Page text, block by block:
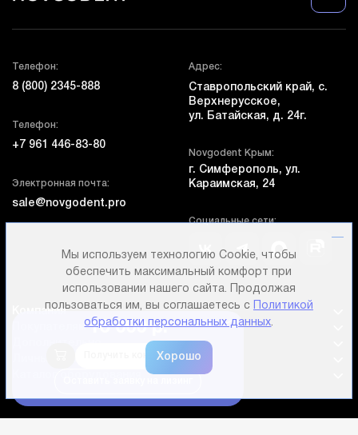
16 000 р.
Получить консультацию
Телефон:
8 (800) 2345-888
Телефон:
+7 961 446-83-80
Электронная почта:
sale@novgodent.pro
Адрес:
Ставропольский край, с.
Верхнерусское,
ул. Батайская, д. 24г.
Novgodent Крым:
г. Симферополь, ул.
Караимская, 24
Социальные сети:
Компания
Покупателям
Мы используем технологию Cookie, чтобы
обеспечить максимальный комфорт при
использовании нашего сайта. Продолжая
пользоваться им, вы соглашаетесь с
Политикой
обработки персональных данных.